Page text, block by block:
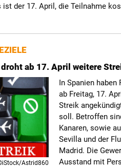
der 17. April, die Teilnahme
ab 17. April weitere
Astrid860
In Spanien
ab Freitag, 17.
Streik
soll. Betroffen
Kanaren, sowie
Sevilla und der
Madrid. Die
Ausstand mit